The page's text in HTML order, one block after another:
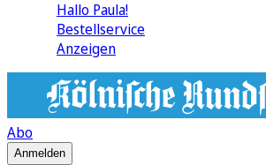
Hallo Paula!
Bestellservice
Anzeigen
Abo
Anmelden